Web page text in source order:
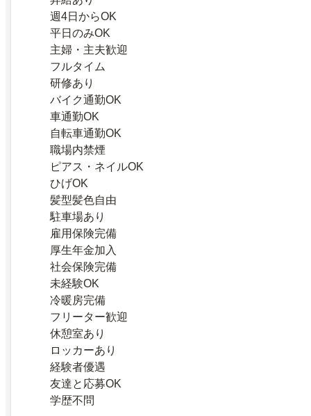
週4日からOK
平日のみOK
主婦・主夫歓迎
フルタイム
研修あり
バイク通勤OK
車通勤OK
自転車通勤OK
職場内禁煙
ピアス・ネイルOK
ひげOK
髪型髪色自由
駐車場あり
雇用保険完備
厚生年金加入
社会保険完備
未経験OK
冷暖房完備
フリーター歓迎
休憩室あり
ロッカーあり
経験者優遇
友達と応募OK
学歴不問